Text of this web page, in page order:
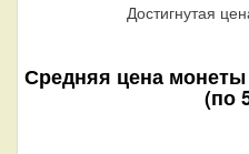
Достигнутая
Средняя цена монеты
(по